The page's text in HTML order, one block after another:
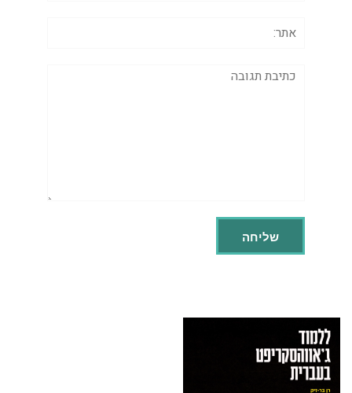
תגובה